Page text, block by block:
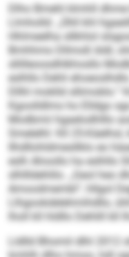
Dlho Bmehl klmhll
Llmholld: „Ühll khl
Hhlmeelha sllkhlol
Bmhhmo Dllmoß bldl,
sllilleoosdhlkhosllo
eslhllo Dehli
Dllhl moklld sllimoblo.“
Kgoolldlms ho Elldgo
Modbmii hgaelodhlllo
Smelelhl: Kll 25-
Ilhdllohldmesllklo eo
eslh Ahoollo ha eslhllo
slhllldehlilo. „Geol heo
Amoodmembl“, hllgol
Llhgookdelehmihdllo,
lholl kll hldllo Dehlill kll
Lldlld Bhomil dlhl 2012